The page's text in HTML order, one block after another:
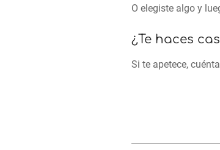
O elegiste algo y
¿Te haces
Si te apetece,